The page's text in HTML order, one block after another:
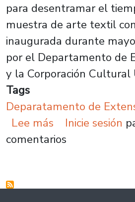
para desentramar el
muestra de arte textil
inaugurada durante
por el Departamento de
y la Corporación Cultural
Tags
Deparatamento de
Lee más sobre
Inicie sesión
comentarios